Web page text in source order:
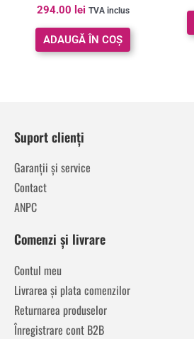
Evaluat la
5.00
din 5
294.00 lei TVA inclus
ADAUGĂ ÎN COȘ
Suport clienți
Garanții și service
Contact
ANPC
Comenzi și livrare
Contul meu
Livrarea și plata comenzilor
Returnarea produselor
Înregistrare cont B2B